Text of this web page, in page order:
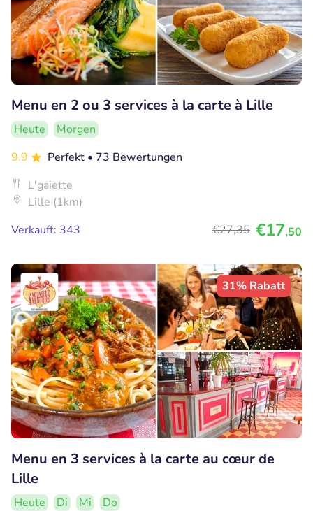
Menu en 2 ou 3 services à la carte à Lille
Heute
Morgen
9.9
Perfekt • 73 Bewertungen
L'gaiette
Lille (1km)
Verkauft: 343
€27,35 €17,50
31% Rabatt
Menu en 3 services à la carte au cœur de
Lille
Heute Di Mi
Do